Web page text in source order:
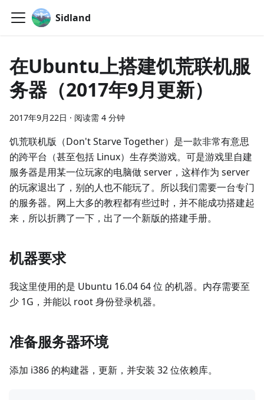
Sidland
在Ubuntu上搭建饥荒联机服
务器（2017年9月更新）
2017年9月22日 · 阅读需 4 分钟
饥荒联机版（Don't Starve Together）是一款非常有意思
的跨平台（甚至包括 Linux）生存类游戏。可是游戏里自建
服务器是用某一位玩家的电脑做 server，这样作为 server
的玩家退出了，别的人也不能玩了。所以我们需要一台专门
的服务器。网上大多的教程都有些过时，并不能成功搭建起
来，所以折腾了一下，出了一个新版的搭建手册。
机器要求
我这里使用的是 Ubuntu 16.04 64 位 的机器。内存需要至
少 1G，并能以 root 身份登录机器。
准备服务器环境
添加 i386 的构建器，更新，并安装 32 位依赖库。